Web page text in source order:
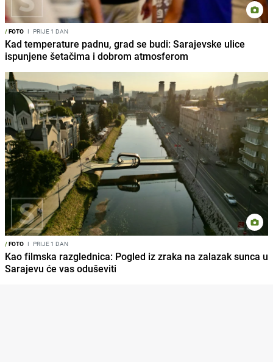
/FOTO I PRIJE 1 DAN
Kad temperature padnu, grad se budi: Sarajevske ulice
ispunjene šetačima i dobrom atmosferom
/FOTO I PRIJE 1 DAN
Kao filmska razglednica: Pogled iz zraka na zalazak sunca u
Sarajevu će vas oduševiti